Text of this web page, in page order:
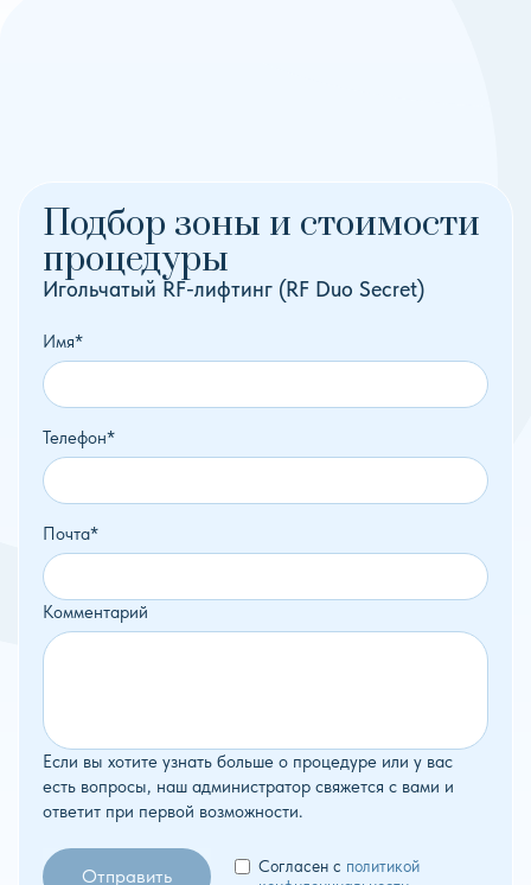
Подбор зоны и стоимости
процедуры
Игольчатый RF-лифтинг (RF Duo Secret)
Имя*
Телефон*
Почта*
Комментарий
Если вы хотите узнать больше о процедуре или у вас
есть вопросы, наш администратор свяжется с вами и
ответит при первой возможности.
Согласен с политикой